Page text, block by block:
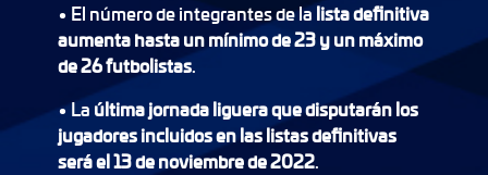
• El número de integrantes de la lista definitiva
aumenta hasta un mínimo de 23 y un máximo
de 26 futbolistas.
• La última jornada liguera que disputarán los
jugadores incluidos en las listas definitivas
será el 13 de noviembre de 2022.